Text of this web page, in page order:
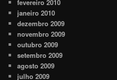
fevereiro 2010
janeiro 2010
dezembro 2009
novembro 2009
outubro 2009
setembro 2009
agosto 2009
julho 2009